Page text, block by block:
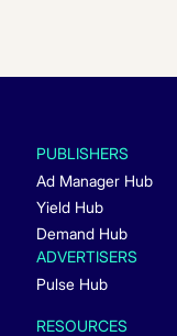
PUBLISHERS
Ad Manager Hub
Yield Hub
Demand Hub
ADVERTISERS
Pulse Hub
RESOURCES